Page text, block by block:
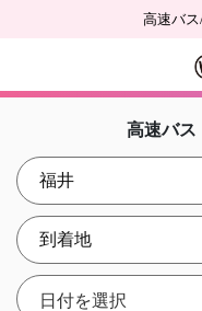
高速バ
高速バス